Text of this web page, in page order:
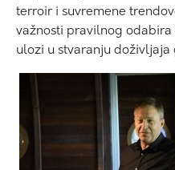
terroir i suvremene
važnosti pravilnog odabira
ulozi u stvaranju doživljaja